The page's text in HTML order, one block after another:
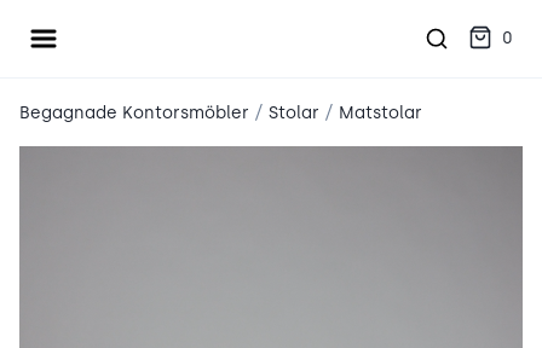
Öppna meny 0
Begagnade Kontorsmöbler / Stolar / Matstolar